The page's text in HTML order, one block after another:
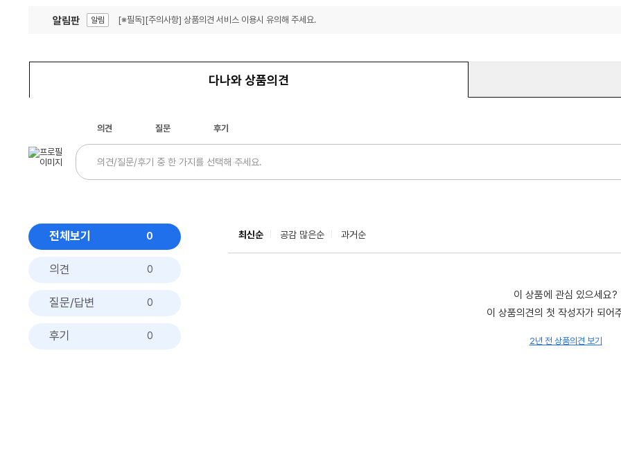
알림판 알림 [※필독][주의사항] 상품의견 서비스 이용시 유의해 주세요.
다나와 상품의견
의견 질문 후기
전체보기 0
의견 0
질문/답변 0
후기 0
최신순 공감 많은순 과거순
이 상품에 관심 있으세요?
이 상품의견의 첫 작성자가 되어
2년 전 상품의견 보기